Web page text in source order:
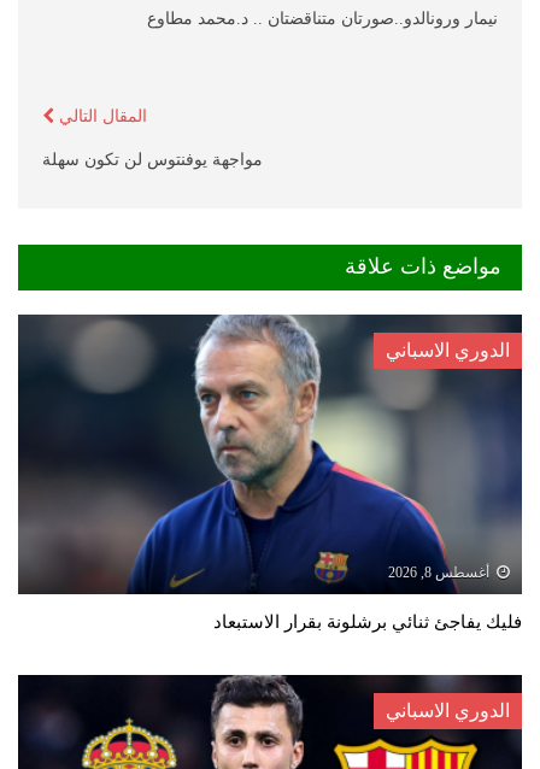
نيمار ورونالدو..صورتان متناقضتان .. د.محمد مطاوع
المقال التالي
مواجهة يوفنتوس لن تكون سهلة
مواضع ذات علاقة
الدوري الاسباني
أغسطس 8, 2026
فليك يفاجئ ثنائي برشلونة بقرار الاستبعاد
الدوري الاسباني